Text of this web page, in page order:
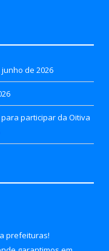
junho de 2026
participar da Oitiva
prefeituras!